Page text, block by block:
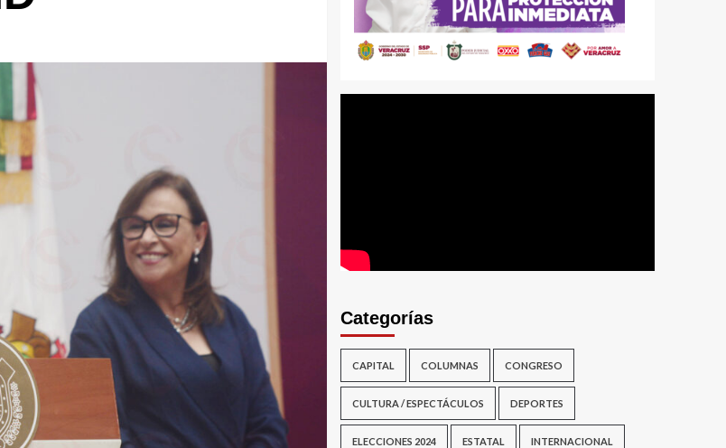
Categorías
CAPITAL COLUMNAS CONGRESO
CULTURA / ESPECTÁCULOS DEPORTES
ELECCIONES 2024 ESTATAL INTERNACIONAL